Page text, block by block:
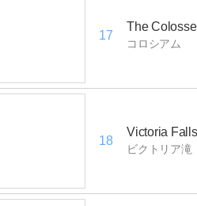
17
The
コロシアム
18
Victoria Falls
ビクトリア滝